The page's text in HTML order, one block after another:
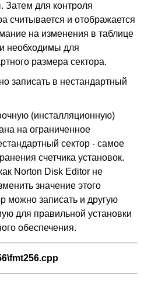
Затем для контроля
считывается и отображается
на изменения в таблице
необходимы для
размера сектора.
записать в нестандартный
(инсталляционную)
на ограниченное
сектор - самое
счетчика установок.
Norton Disk Editor не
значение этого
можно записать и другую
для правильной установки
обеспечения.